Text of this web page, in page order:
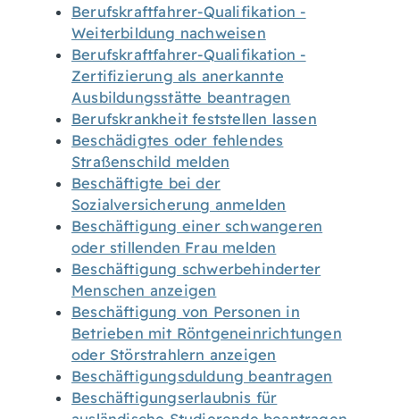
Berufskraftfahrer-Qualifikation -
Weiterbildung nachweisen
Berufskraftfahrer-Qualifikation -
Zertifizierung als anerkannte
Ausbildungsstätte beantragen
Berufskrankheit feststellen lassen
Beschädigtes oder fehlendes
Straßenschild melden
Beschäftigte bei der
Sozialversicherung anmelden
Beschäftigung einer schwangeren
oder stillenden Frau melden
Beschäftigung schwerbehinderter
Menschen anzeigen
Beschäftigung von Personen in
Betrieben mit Röntgeneinrichtungen
oder Störstrahlern anzeigen
Beschäftigungsduldung beantragen
Beschäftigungserlaubnis für